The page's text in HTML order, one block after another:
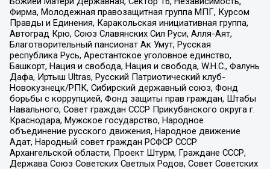
Фирма, Молодежная правозащитная группа МПГ, Курсом
Правды и Единения, Каракольская инициативная группа,
Автоград Крю, Союз Славянских Сил Руси, Алля-Аят,
Благотворительный пансионат Ак Умут, Русская
республика Русь, Арестантское уголовное единство,
Башкорт, Нация и свобода, Нация и свобода, W.H.С., Фалунь
Дафа, Иртыш Ultras, Русский Патриотический клуб-
Новокузнецк/РПК, Сибирский державный союз, Фонд
борьбы с коррупцией, Фонд защиты прав граждан, Штабы
Навального, Совет граждан СССР Прикубанского округа г.
Краснодара, Мужское государство, Народное
объединение русского движения, Народное движение
Адат, Народный совет граждан РСФСР СССР
Архангельской области, Проект Штурм, Граждане СССР,
Держава Союз Советских Светлых Родов, Совет Советских